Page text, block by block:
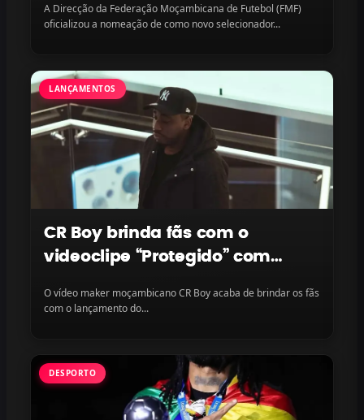
A Direcção da Federação Moçambicana de Futebol (FMF)
oficializou a nomeação de como novo selecionador...
LANÇAMENTOS
CR Boy brinda fãs com o
videoclipe “Protegido” com
na plataforma
O vídeo maker moçambicano CR Boy acaba de brindar os fãs
com o lançamento do...
DESPORTO